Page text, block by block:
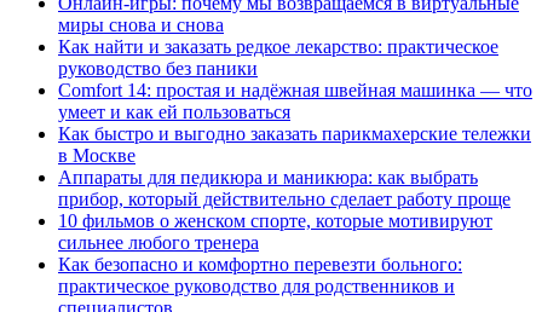
миры снова и снова
Как найти и заказать редкое лекарство: практическое
руководство без паники
Comfort 14: простая и надёжная швейная машинка — что
умеет и как ей пользоваться
Как быстро и выгодно заказать парикмахерские тележки
в Москве
Аппараты для педикюра и маникюра: как выбрать
прибор, который действительно сделает работу проще
10 фильмов о женском спорте, которые мотивируют
сильнее любого тренера
Как безопасно и комфортно перевезти больного:
практическое руководство для родственников и
специалистов